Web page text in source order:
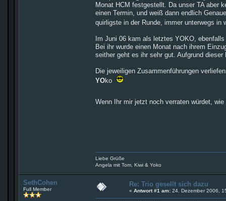
Monat HCM festgestellt. Da unser TA aber
einen Termin, und weiß dann endlich
quirligste in der Runde, immer unterwegs
Im Juni 06 kam als letztes YOKO,
Bei ihr wurde einen Monat nach ihrem
seither geht es ihr sehr gut. Aufgrund
Die jeweiligen Zusammenführungen
YOko
Wenn Ihr mir jetzt noch verraten würdet,
Liebe Grüße
Angela mit Tom, Kiwi & Yoko
SethCohen
Full Member
Re: Trio gesellt sich dazu
« Antwort #1 am:24. Dezember 2006,